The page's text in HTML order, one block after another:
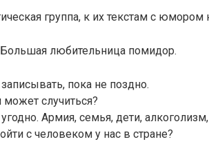
группа, к их текстам с юмором
Большая любительница помидор.
пока не поздно.
случиться?
Армия, семья, дети,
с человеком у нас в стране?